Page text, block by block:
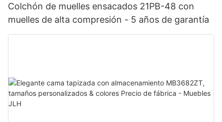
Colchón de muelles ensacados 21PB-48 con
muelles de alta compresión - 5 años de garantía